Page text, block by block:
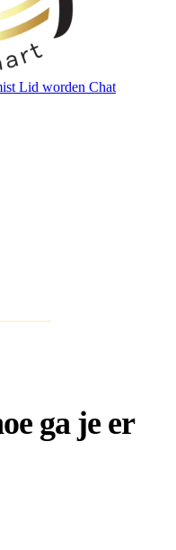
Lid worden Chat
ga je er